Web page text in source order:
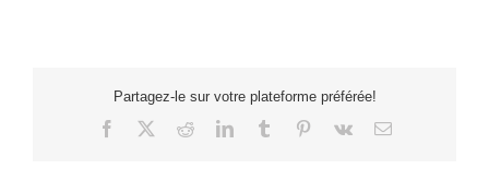
Partagez-le sur votre plateforme préférée!
Facebook RedditLinkedInTumblr Pinterest
Vk Email